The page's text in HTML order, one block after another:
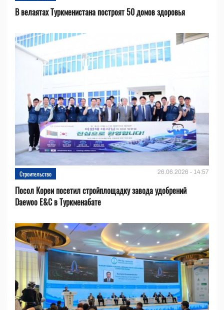
В велаятах Туркменистана построят 50 домов здоровья
Строительство 26.06.2026 - 14:57
Посол Кореи посетил стройплощадку завода удобрений
Daewoo E&C в Туркменабате